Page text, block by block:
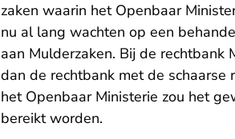
zaken waarin het Openbaar
nu al lang wachten op een
aan Mulderzaken. Bij de
dan de rechtbank met de
het Openbaar Ministerie zou het
bereikt worden.